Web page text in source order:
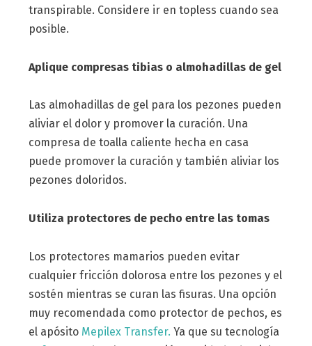
transpirable. Considere ir en topless cuando sea
posible.
Aplique compresas tibias o almohadillas de gel
Las almohadillas de gel para los pezones pueden
aliviar el dolor y promover la curación. Una
compresa de toalla caliente hecha en casa
puede promover la curación y también aliviar los
pezones doloridos.
Utiliza protectores de pecho entre las tomas
Los protectores mamarios pueden evitar
cualquier fricción dolorosa entre los pezones y el
sostén mientras se curan las fisuras. Una opción
muy recomendada como protector de pechos, es
el apósito Mepilex Transfer. Ya que su tecnología